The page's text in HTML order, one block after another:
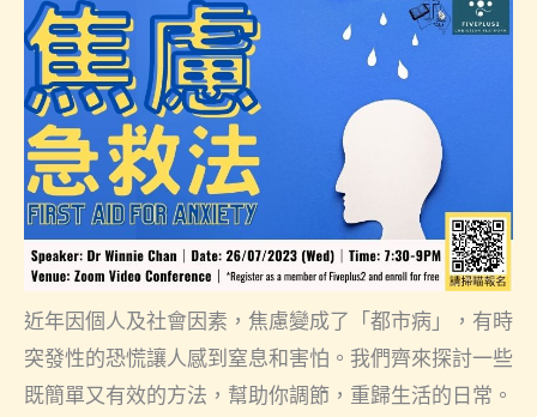
近年因個人及社會因素，焦慮變成了「都市病」，有時
突發性的恐慌讓人感到窒息和害怕。我們齊來探討一些
既簡單又有效的方法，幫助你調節，重歸生活的日常。